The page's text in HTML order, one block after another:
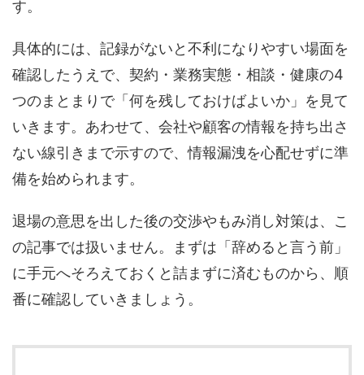
す。
具体的には、記録がないと不利になりやすい場面を
確認したうえで、契約・業務実態・相談・健康の4
つのまとまりで「何を残しておけばよいか」を見て
いきます。あわせて、会社や顧客の情報を持ち出さ
ない線引きまで示すので、情報漏洩を心配せずに準
備を始められます。
退場の意思を出した後の交渉やもみ消し対策は、こ
の記事では扱いません。まずは「辞めると言う前」
に手元へそろえておくと詰まずに済むものから、順
番に確認していきましょう。